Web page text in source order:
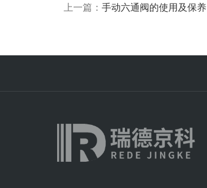
上一篇：手动六通阀的使用及保养